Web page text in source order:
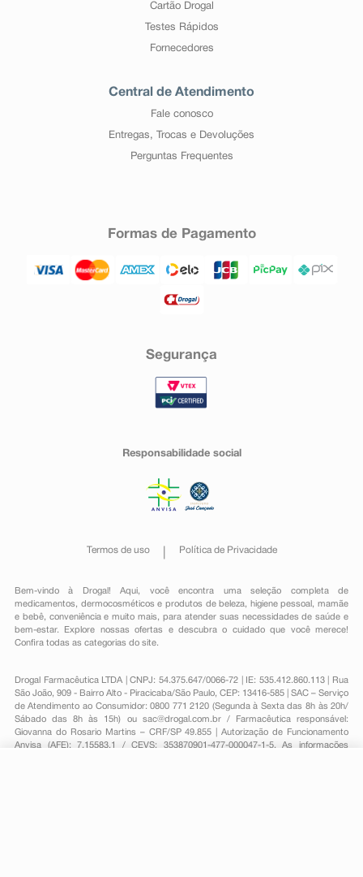
Cartão Drogal
Testes Rápidos
Fornecedores
Central de Atendimento
Fale conosco
Entregas, Trocas e Devoluções
Perguntas Frequentes
Formas de Pagamento
Segurança
Responsabilidade social
Termos de uso Política de Privacidade
Bem-vindo à Drogal! Aqui, você encontra uma seleção completa de
medicamentos , dermocosméticos e produtos de beleza, higiene pessoal ,mamãe
e bebê, conveniênciae muito mais, para atender suas necessidades de saúde e
bem-estar. Explore nossas ofertas e descubra o cuidado que você merece!
Confira todas as categorias do site.
Drogal Farmacêutica LTDA | CNPJ: 54.375.647/0066-72 | IE: 535.412.860.113 | Rua
São João, 909 - Bairro Alto - Piracicaba/São Paulo, CEP: 13416-585 | SAC – Serviço
de Atendimento ao Consumidor: 0800 771 2120 (Segunda à Sexta das 8h às 20h/
Sábado das 8h às 15h) ou sac@drogal.com.br/ Farmacêutica responsável:
Giovanna do Rosario Martins – CRF/SP 49.855 | Autorização de Funcionamento
Anvisa (AFE): 7.15583.1 / CEVS: 353870901-477-000047-1-5. As informações